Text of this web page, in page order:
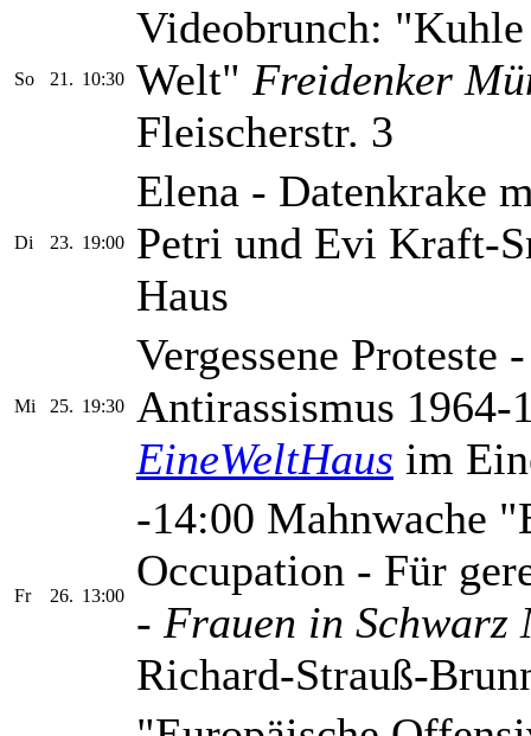
So 21. 10:30
Videobrunch:
Welt" Freidenker
Fleischerstr. 3
Di 23. 19:00
Elena - Datenkrake
Petri und Evi Kraft-
Haus
Mi 25. 19:30
Vergessene
Antirassismus
EineWeltHaus im
Fr 26. 13:00
-14:00 Mahnwache
Occupation - Für
- Frauen in Schwarz
Richard-Strauß-